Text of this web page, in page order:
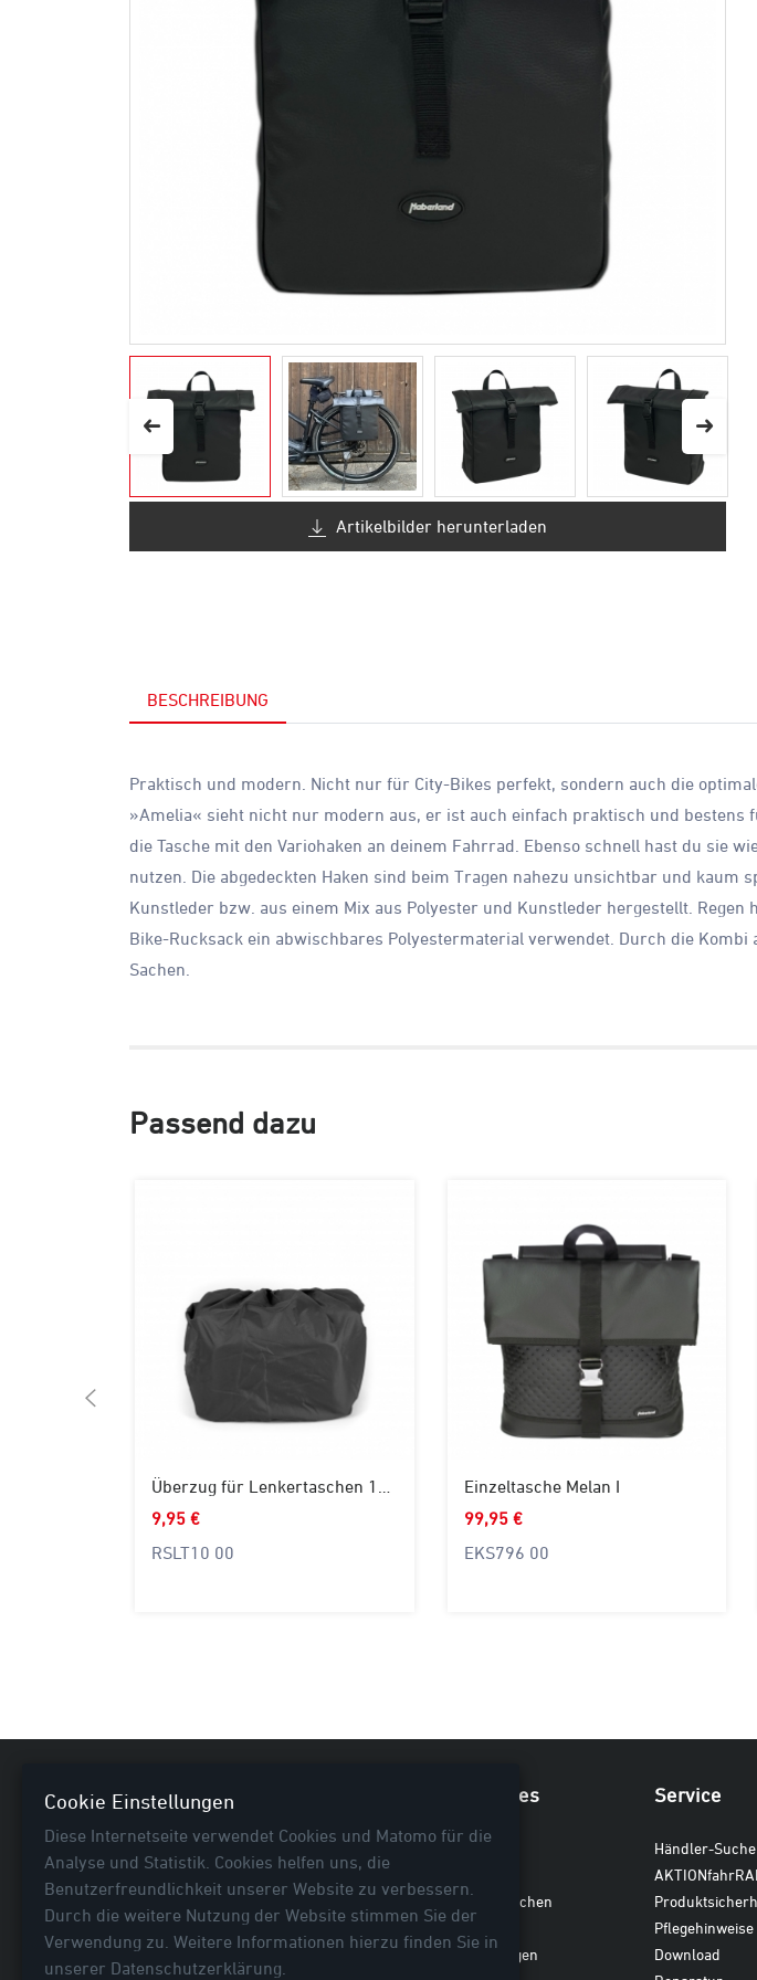
Artikelbilder herunterladen
BESCHREIBUNG
Praktisch und modern. Nicht nur für City-Bikes perfekt, sondern auch die
»Amelia« sieht nicht nur modern aus, er ist auch einfach praktisch und bestens
die Tasche mit den Variohaken an deinem Fahrrad. Ebenso schnell hast du sie
nutzen. Die abgedeckten Haken sind beim Tragen nahezu unsichtbar und
Kunstleder bzw. aus einem Mix aus Polyester und Kunstleder hergestellt.
Bike-Rucksack ein abwischbares Polyestermaterial verwendet. Durch die
Sachen.
Passend dazu
9,95 €
RSLT10 00
Einzeltasche Melan I
99,95 €
EKS796 00
... mehr als Fahrradtaschen!
Nützliches
Neuheiten
Fahrradtaschen
Rubriken
Befestigungen
Service
Händler-Suche
Pflegehinweise
Download
Cookie Einstellungen
Diese Internetseite verwendet Cookies und Matomo für die
Analyse und Statistik. Cookies helfen uns, die
Benutzerfreundlichkeit unserer Website zu verbessern.
Durch die weitere Nutzung der Website stimmen Sie der
Verwendung zu. Weitere Informationen hierzu finden Sie in
unserer Datenschutzerklärung